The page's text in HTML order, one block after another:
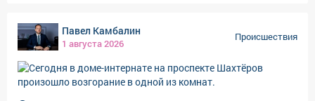
строительство, экономика и безопасность
пассажиров. Ежедневно вы обеспечиваете
бесперебойное движение и надёжность перевозок.
Ваше мастерство и верность профессии вызывают
глубокое уважение. Отдельная благодарность -
Павел Камбалин
1 августа 2026
Происшествия